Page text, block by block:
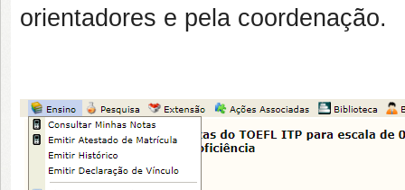
orientadores e pela coordenação.